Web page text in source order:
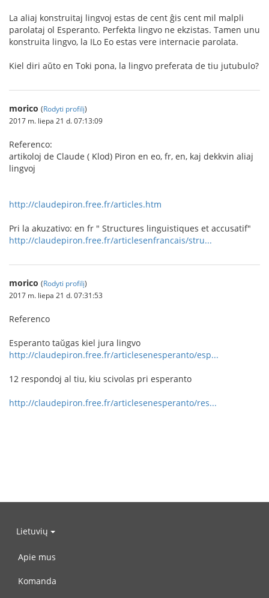
La aliaj konstruitaj lingvoj estas de cent ĝis cent mil malpli
parolataj ol Esperanto. Perfekta lingvo ne ekzistas. Tamen unu
konstruita lingvo, la ILo Eo estas vere internacie parolata.
Kiel diri aŭto en Toki pona, la lingvo preferata de tiu jutubulo?
morico (Rodyti profilį)
2017 m. liepa 21 d. 07:13:09
Referenco:
artikoloj de Claude ( Klod) Piron en eo, fr, en, kaj dekkvin aliaj
lingvoj
http://claudepiron.free.fr/articles.htm
Pri la akuzativo: en fr " Structures linguistiques et accusatif"
http://claudepiron.free.fr/articlesenfrancais/stru...
morico (Rodyti profilį)
2017 m. liepa 21 d. 07:31:53
Referenco
Esperanto taŭgas kiel jura lingvo
http://claudepiron.free.fr/articlesenesperanto/esp...
12 respondoj al tiu, kiu scivolas pri esperanto
http://claudepiron.free.fr/articlesenesperanto/res...
Lietuvių
Apie mus
Komanda